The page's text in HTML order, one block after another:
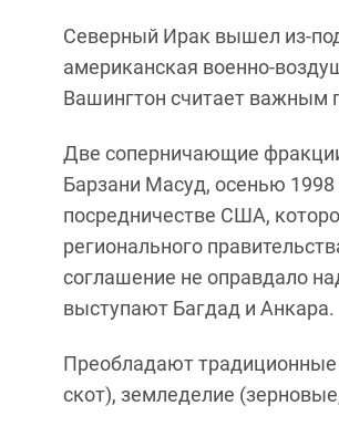
Северный Ирак вышел из-
американская военно-
Вашингтон считает важным
Две соперничающие
Барзани Масуд, осенью
посредничестве США,
регионального
соглашение не оправдало
выступают Багдад и Анкара.
Преобладают традиционные
скот), земледелие